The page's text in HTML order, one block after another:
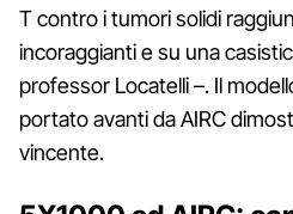
T contro i tumori solidi
incoraggianti e su una
professor Locatelli –. Il
portato avanti da AIRC
vincente.